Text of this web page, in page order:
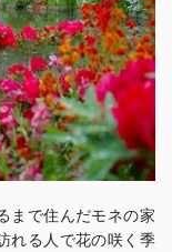
まで住んだモネの家
れる人で花の咲く季